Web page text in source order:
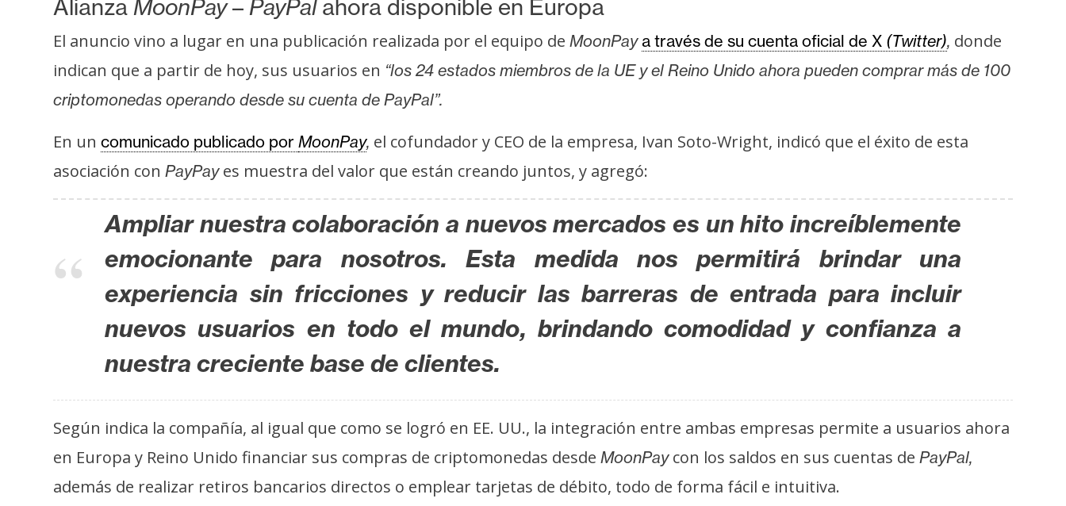
n
s
T
e
s
s
C
Alianza MoonPay– PayPalahora disponible en Europa
El anuncio vino a lugar en una publicación realizada por el equipo de MoonPay a través de su cuenta oficial de X (Twitter), donde
indican que a partir de hoy, sus usuarios en “los 24 estados miembros de la UE y el Reino Unido ahora pueden comprar más de 100
criptomonedas operando desde su cuenta de PayPal”.
En un comunicado publicado por MoonPay, el cofundador y CEO de la empresa, Ivan Soto-Wright, indicó que el éxito de esta
asociación con PayPayes muestra del valor que están creando juntos, y agregó:
Ampliar nuestra colaboración a nuevos mercados es un hito increíblemente
emocionante para nosotros. Esta medida nos permitirá brindar una
experiencia sin fricciones y reducir las barreras de entrada para incluir
nuevos usuarios en todo el mundo, brindando comodidad y confianza a
nuestra creciente base de clientes.
Según indica la compañía, al igual que como se logró en EE. UU., la integración entre ambas empresas permite a usuarios ahora
en Europa y Reino Unido financiar sus compras de criptomonedas desde MoonPaycon los saldos en sus cuentas de PayPal,
además de realizar retiros bancarios directos o emplear tarjetas de débito, todo de forma fácil e intuitiva.